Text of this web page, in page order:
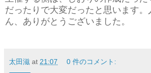
だったりで大変だったと思います。
ん、ありがとうございました。
太田滋 at 21:07 0 件のコメント: